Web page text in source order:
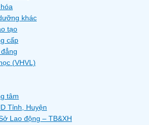
khác
tạo
cấp
(VHVL)
tâm
Tỉnh, Huyện
Lao động – TB&XH